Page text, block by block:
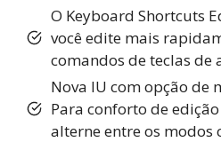
O Keyboard Shortcuts
você edite mais
comandos de teclas de
Nova IU com opção de
Para conforto de
alterne entre os modos